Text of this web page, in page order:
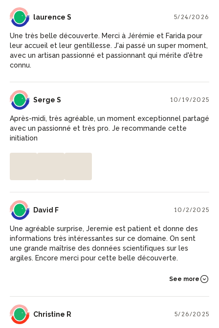
LS laurence S 5/24/2026
Une très belle découverte. Merci à Jérémie et Farida pour
leur accueil et leur gentillesse. J'ai passé un super moment,
avec un artisan passionné et passionnant qui mérite d'être
connu.
SS Serge S 10/19/2025
Après-midi, très agréable, un moment exceptionnel partagé
avec un passionné et très pro. Je recommande cette
initiation
DF David F 10/2/2025
Une agréable surprise, Jeremie est patient et donne des
informations très intéressantes sur ce domaine. On sent
une grande maîtrise des données scientifiques sur les
argiles. Encore merci pour cette belle découverte.
See more
CR Christine R 5/26/2025